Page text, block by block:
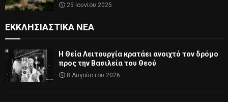
25 Ιουνίου 2025
ΕΚΚΛΗΣΙΑΣΤΙΚΆ ΝΈΑ
Η Θεία Λειτουργία κρατάει ανοιχτό τον δρόμο
προς την Βασιλεία του Θεού
8 Αυγούστου 2026